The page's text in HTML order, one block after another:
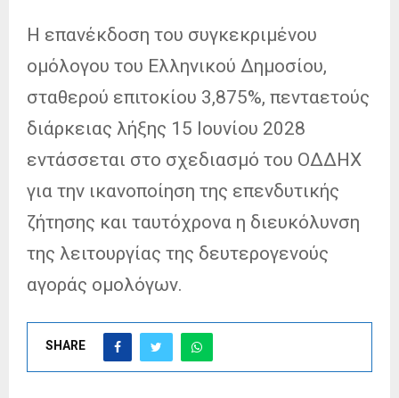
Η επανέκδοση του συγκεκριμένου
ομόλογου του Ελληνικού Δημοσίου,
σταθερού επιτοκίου 3,875%, πενταετούς
διάρκειας λήξης 15 Ιουνίου 2028
εντάσσεται στο σχεδιασμό του ΟΔΔΗΧ
για την ικανοποίηση της επενδυτικής
ζήτησης και ταυτόχρονα η διευκόλυνση
της λειτουργίας της δευτερογενούς
αγοράς ομολόγων.
SHARE